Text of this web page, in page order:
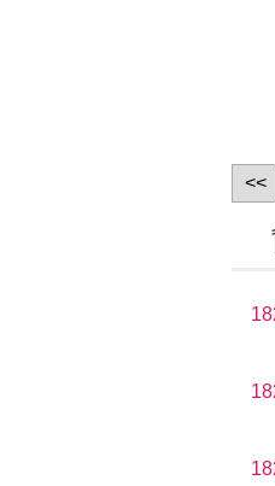
تفرغ زينة ص.ب: 182
تفرغ زينة ص.ب: 182
تفرغ زينة ص.ب: 182